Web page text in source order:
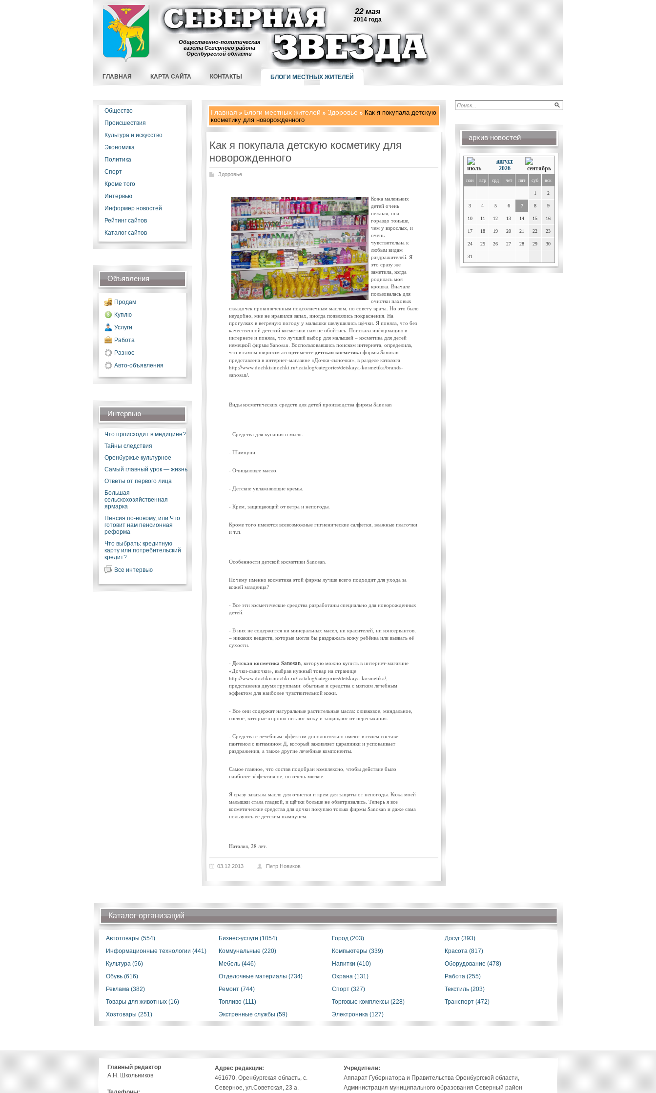
22 мая
2014 года
Общественно-политическая
газета Северного района
Оренбургской области
ГЛАВНАЯ КАРТА САЙТА КОНТАКТЫ БЛОГИ МЕСТНЫХ ЖИТЕЛЕЙ
Общество
Происшествия
Культура и искусство
Экономика
Политика
Спорт
Кроме того
Интервью
Информер новостей
Рейтинг сайтов
Каталог сайтов
Объявления
Продам
Куплю
Услуги
Работа
Разное
Авто-объявления
Интервью
Что происходит в медицине?
Тайны следствия
Оренбуржье культурное
Самый главный урок — жизнь
Ответы от первого лица
Большая
сельскохозяйственная
ярмарка
Пенсия по-новому, или Что
готовит нам пенсионная
реформа
Что выбрать: кредитную
карту или потребительский
кредит?
Все интервью
Главная Блоги местных жителей Здоровье
Как я покупала детскую
косметику для новорожденного
Как я покупала детскую косметику для
новорожденного
Здоровье
Кожа маленьких
детей очень
нежная, она
гораздо тоньше,
чем у взрослых, и
очень
чувствительна к
любым видам
раздражителей. Я
это сразу же
заметила, когда
родилась моя
крошка. Вначале
пользовалась для
очистки паховых
складочек прокипяченным подсолнечным маслом, по совету врача. Но это было
неудобно, мне не нравился запах, иногда появлялись покраснения. На
прогулках в ветреную погоду у малышки шелушились щёчки. Я поняла, что без
качественной детской косметики нам не обойтись. Поискала информацию в
интернете и поняла, что лучший выбор для малышей – косметика для детей
немецкой фирмы Sanosan. Воспользовавшись поиском интернета, определила,
что в самом широком ассортименте детская косметика фирмы Sanosan
представлена в интернет-магазине «Дочки-сыночки», в разделе каталога
http://www.dochkisinochki.ru/icatalog/categories/detskaya-kosmetika/brands-
sanosan/.
Виды косметических средств для детей производства фирмы Sanosan
- Средства для купания и мыло.
- Шампуни.
- Очищающее масло.
- Детские увлажняющие кремы.
- Крем, защищающий от ветра и непогоды.
Кроме того имеются всевозможные гигиенические салфетки, влажные платочки
и т.п.
Особенности детской косметики Sanosan.
Почему именно косметика этой фирмы лучше всего подходит для ухода за
кожей младенца?
- Все эти косметические средства разработаны специально для новорожденных
детей.
- В них не содержится ни минеральных масел, ни красителей, ни консервантов,
– никаких веществ, которые могли бы раздражать кожу ребёнка или вызвать её
сухости.
- Детская косметика Sanosan, которую можно купить в интернет-магазине
«Дочки-сыночки», выбрав нужный товар на странице
http://www.dochkisinochki.ru/icatalog/categories/detskaya-kosmetika/,
представлена двумя группами: обычные и средства с мягким лечебным
эффектом для наиболее чувствительной кожи.
- Все они содержат натуральные растительные масла: оливковое, миндальное,
соевое, которые хорошо питают кожу и защищают от пересыхания.
- Средства с лечебным эффектом дополнительно имеют в своём составе
пантенол с витамином Д, который заживляет царапинки и успокаивает
раздражения, а также другие лечебные компоненты.
Самое главное, что состав подобран комплексно, чтобы действие было
наиболее эффективное, но очень мягкое.
Я сразу заказала масло для очистки и крем для защиты от непогоды. Кожа моей
малышки стала гладкой, и щёчки больше не обветривались. Теперь я все
косметические средства для дочки покупаю только фирмы Sanosan и даже сама
пользуюсь её детским шампунем.
Наталия, 28 лет.
03.12.2013 Петр Новиков
архив новостей
август
2026
пон втр срд чет пят суб вск
1 2
3 4 5 6 7 8 9
10 11 12 13 14 15 16
17 18 19 20 21 22 23
24 25 26 27 28 29 30
31
Каталог организаций
Автотовары (554) Бизнес-услуги (1054) Город (203)
Досуг (393)
Информационные технологии (441)
Коммунальные (220) Компьютеры (339)
Красота (817)
Культура (56)
Мебель (446) Напитки (410)
Оборудование (478)
Обувь (616)
Отделочные материалы (734) Охрана (131)
Работа (255)
Реклама (382)
Ремонт (744) Спорт (327)
Текстиль (203)
Товары для животных (16)
Топливо (111) Торговые комплексы (228)
Транспорт (472)
Хозтовары (251)
Экстренные службы (59) Электроника (127)
Главный редактор
А.Н. Школьников
Адрес редакции:
461670, Оренбургская область, с.
Северное, ул.Советская, 23 а.
Учредители:
Аппарат Губернатора и Правительства Оренбургской области,
Администрация муниципального образования Северный район